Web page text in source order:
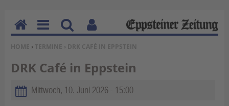
SIE BEFINDEN SICH HIER:
HOME › TERMINE › DRK CAFÉ IN EPPSTEIN
DRK Café in Eppstein
Mittwoch, 10. Juni 2026 - 15:00
H
o
m
e
M
en
u
Su
ch
en
Be
nu
tz
erf
un